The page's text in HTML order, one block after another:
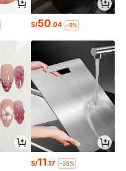
S/50.04 -9%
S/11.17 -35%